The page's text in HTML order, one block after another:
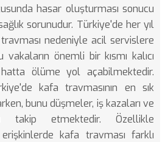
hasar oluşturması sonucu
sorunudur. Türkiye'de her yıl
nedeniyle acil servislere
önemli bir kısmı kalıcı
ölüme yol açabilmektedir.
kafa travmasının en sık
bunu düşmeler, iş kazaları ve
takip etmektedir. Özellikle
kafa travması farklı